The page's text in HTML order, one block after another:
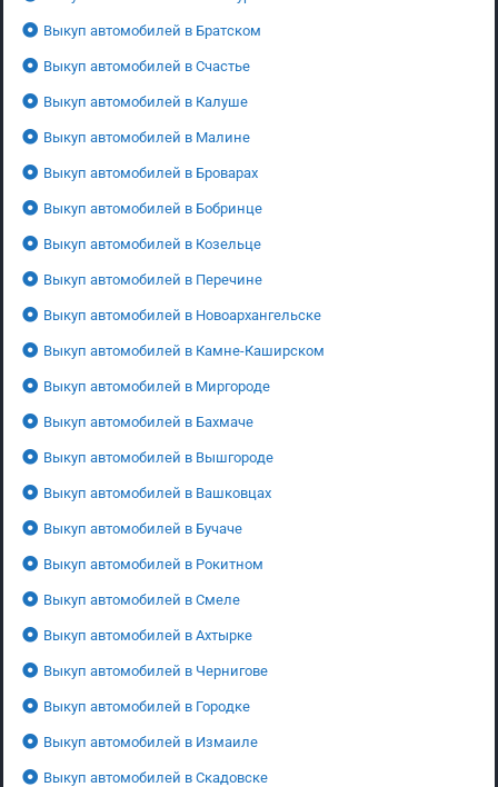
Выкуп автомобилей в Братском
Выкуп автомобилей в Счастье
Выкуп автомобилей в Калуше
Выкуп автомобилей в Малине
Выкуп автомобилей в Броварах
Выкуп автомобилей в Бобринце
Выкуп автомобилей в Козельце
Выкуп автомобилей в Перечине
Выкуп автомобилей в Новоархангельске
Выкуп автомобилей в Камне-Каширском
Выкуп автомобилей в Миргороде
Выкуп автомобилей в Бахмаче
Выкуп автомобилей в Вышгороде
Выкуп автомобилей в Вашковцах
Выкуп автомобилей в Бучаче
Выкуп автомобилей в Рокитном
Выкуп автомобилей в Смеле
Выкуп автомобилей в Ахтырке
Выкуп автомобилей в Чернигове
Выкуп автомобилей в Городке
Выкуп автомобилей в Измаиле
Выкуп автомобилей в Скадовске